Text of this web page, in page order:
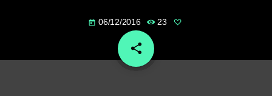
today 06/12/2016 23
share
email